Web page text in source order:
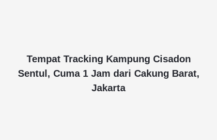
Tempat Tracking Kampung Cisadon
Sentul, Cuma 1 Jam dari Cakung Barat,
Jakarta